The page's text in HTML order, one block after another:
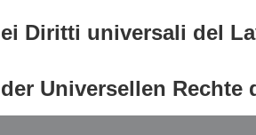
Diritti universali del
Universellen Rechte